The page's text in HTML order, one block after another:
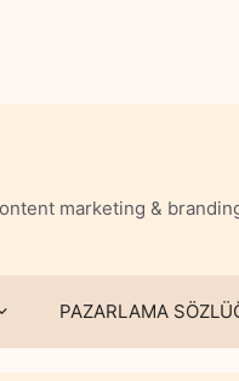
marketing &
PAZARLAMA